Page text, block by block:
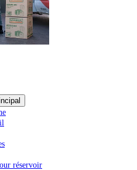
réservoir